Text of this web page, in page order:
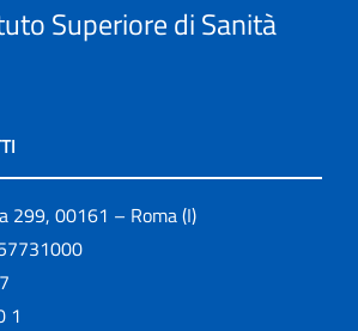
Superiore di Sanità
299, 00161 – Roma (I)
1